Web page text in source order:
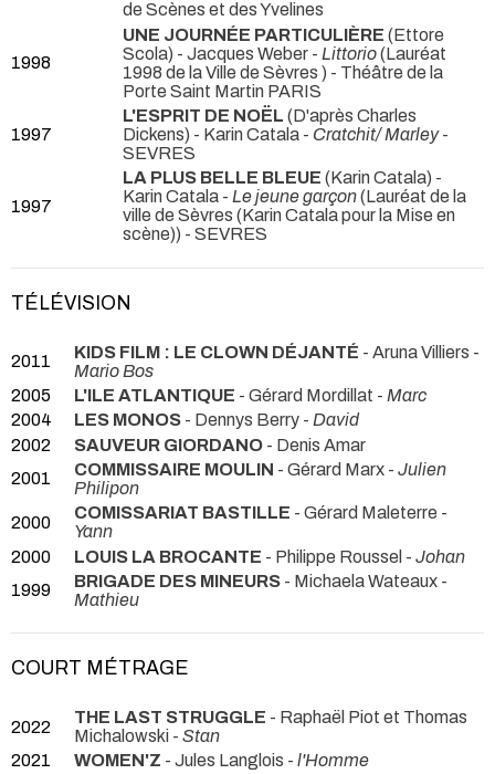
de Scènes et des Yvelines
1998
UNE JOURNÉE PARTICULIÈRE (Ettore
Scola) - Jacques Weber - Littorio(Lauréat
1998 de la Ville de Sèvres ) - Théâtre de la
Porte Saint Martin PARIS
1997
L'ESPRIT DE NOËL (D'après Charles
Dickens) - Karin Catala - Cratchit/ Marley-
SEVRES
1997
LA PLUS BELLE BLEUE (Karin Catala) -
Karin Catala - Le jeune garçon(Lauréat de la
ville de Sèvres (Karin Catala pour la Mise en
scène)) - SEVRES
TÉLÉVISION
2011 KIDS FILM : LE CLOWN DÉJANTÉ - Aruna Villiers -
Mario Bos
2005
L'ILE ATLANTIQUE - Gérard Mordillat - Marc
2004
LES MONOS - Dennys Berry - David
2002
SAUVEUR GIORDANO - Denis Amar
2001
COMMISSAIRE MOULIN - Gérard Marx - Julien
Philipon
2000
COMISSARIAT BASTILLE - Gérard Maleterre -
Yann
2000
LOUIS LA BROCANTE - Philippe Roussel - Johan
1999
BRIGADE DES MINEURS - Michaela Wateaux -
Mathieu
COURT MÉTRAGE
2022 THE LAST STRUGGLE - Raphaël Piot et Thomas
Michalowski - Stan
2021
WOMEN'Z - Jules Langlois - l'Homme